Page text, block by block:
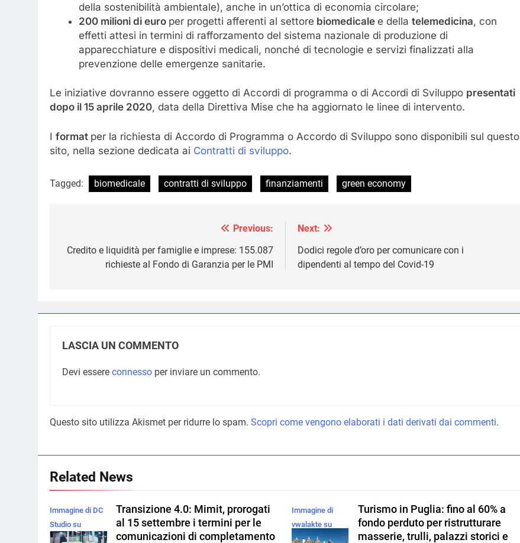
della sostenibilità ambientale), anche in un’ottica di economia circolare;
200 milioni di euro per progetti afferenti al settore biomedicale e della telemedicina, con
effetti attesi in termini di rafforzamento del sistema nazionale di produzione di
apparecchiature e dispositivi medicali, nonché di tecnologie e servizi finalizzati alla
prevenzione delle emergenze sanitarie.
Le iniziative dovranno essere oggetto di Accordi di programma o di Accordi di Sviluppo presentati
dopo il 15 aprile 2020, data della Direttiva Mise che ha aggiornato le linee di intervento.
I format per la richiesta di Accordo di Programma o Accordo di Sviluppo sono disponibili sul questo
sito, nella sezione dedicata ai Contratti di sviluppo.
Tagged: biomedicale contratti di sviluppo finanziamenti green economy
articoli
Previous:
Credito e liquidità per famiglie e imprese: 155.087
richieste al Fondo di Garanzia per le PMI
Next:
Dodici regole d’oro per comunicare con i
dipendenti al tempo del Covid-19
LASCIA UN COMMENTO
Devi essere connesso per inviare un commento.
Questo sito utilizza Akismet per ridurre lo spam. Scopri come vengono elaborati i dati derivati dai commenti.
Related News
Immagine di DC
Studio su
Magnific
Transizione 4.0: Mimit, prorogati
al 15 settembre i termini per le
comunicazioni di completamento
Immagine di
vwalakte su
Magnific
Turismo in Puglia: fino al 60% a
fondo perduto per ristrutturare
masserie, trulli, palazzi storici e